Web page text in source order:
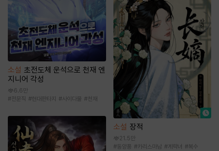
소설 초전도체 운석으로 천재 엔
지니어 각성
6.6만
#전문직 #현대판타지 #사이다물 #천재
소설 장적
21.5만
#동양풍 #카리스마남 #계략녀 #복수